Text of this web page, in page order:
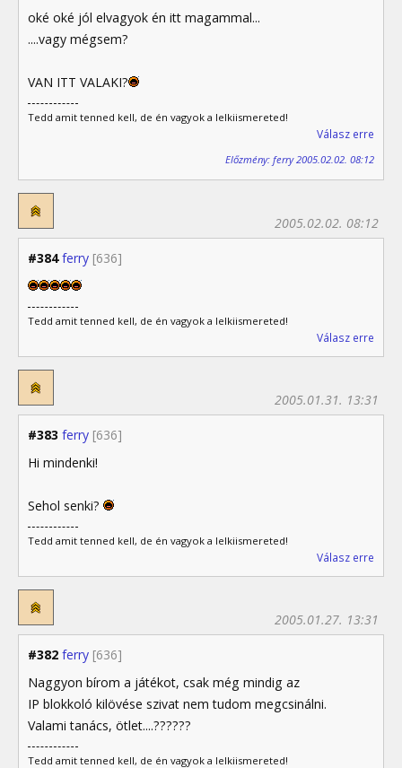
oké oké jól elvagyok én itt magammal...
....vagy mégsem?
VAN ITT VALAKI?
Tedd amit tenned kell, de én vagyok a lelkiismereted!
Válasz erre
Előzmény: ferry 2005.02.02. 08:12
#384 ferry [636]
2005.02.02. 08:12
Tedd amit tenned kell, de én vagyok a lelkiismereted!
Válasz erre
#383 ferry [636]
2005.01.31. 13:31
Hi mindenki!
Sehol senki?
Tedd amit tenned kell, de én vagyok a lelkiismereted!
Válasz erre
#382 ferry [636]
2005.01.27. 13:31
Naggyon bírom a játékot, csak még mindig az
IP blokkoló kilövése szivat nem tudom megcsinálni.
Valami tanács, ötlet....??????
Tedd amit tenned kell, de én vagyok a lelkiismereted!